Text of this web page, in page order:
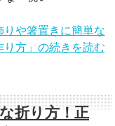
りや箸置きに簡単な
り方」の続きを読む
折り方！正